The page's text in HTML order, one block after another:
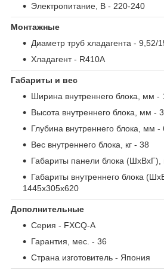
Электропитание, В - 220-240
Монтажные
Диаметр труб хладагента - 9,52/
Хладагент- R410A
Габариты и вес
Ширина внутреннего блока, мм -
Высота внутреннего блока, мм -
Глубина внутреннего блока, мм -
Вес внутреннего блока, кг - 38
Габариты панели блока
Габариты внутреннего блока
1445х305х620
Дополнительные
Серия - FXCQ-A
Гарантия, мес. - 36
Страна изготовитель - Япония